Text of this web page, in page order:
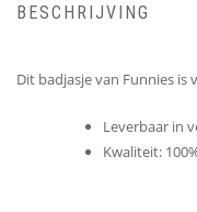
BESCHRIJVING
Dit badjasje van Funnies is
Leverbaar in
Kwaliteit: